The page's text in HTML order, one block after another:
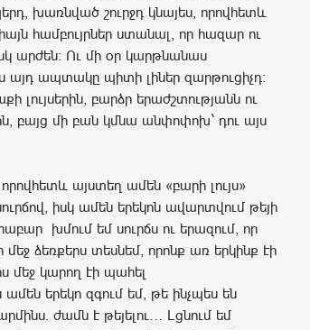
խառնված շուրջդ կնայես, որովհետև
համբույրներ ստանալ, որ հազար ու
արժեն: Ու մի օր կարթնանաս
այդ ապտակը պիտի լիներ զարթուցիչդ:
լույսերին, բարձր երաժշտությանն ու
բայց մի բան կմնա անփոփոխ` դու այս
այստեղ ամեն «բարի լույս»
իսկ ամեն երեկոն ավարտվում թեյի
խմում եմ սուրճս ու երազում, որ
ձեռքերս տեսնեմ, որոնք առ երկինք էի
մեջ կարող էի պահել
երեկո զգում եմ, թե ինչպես են
ժամն է թեյելու… Լցնում եմ